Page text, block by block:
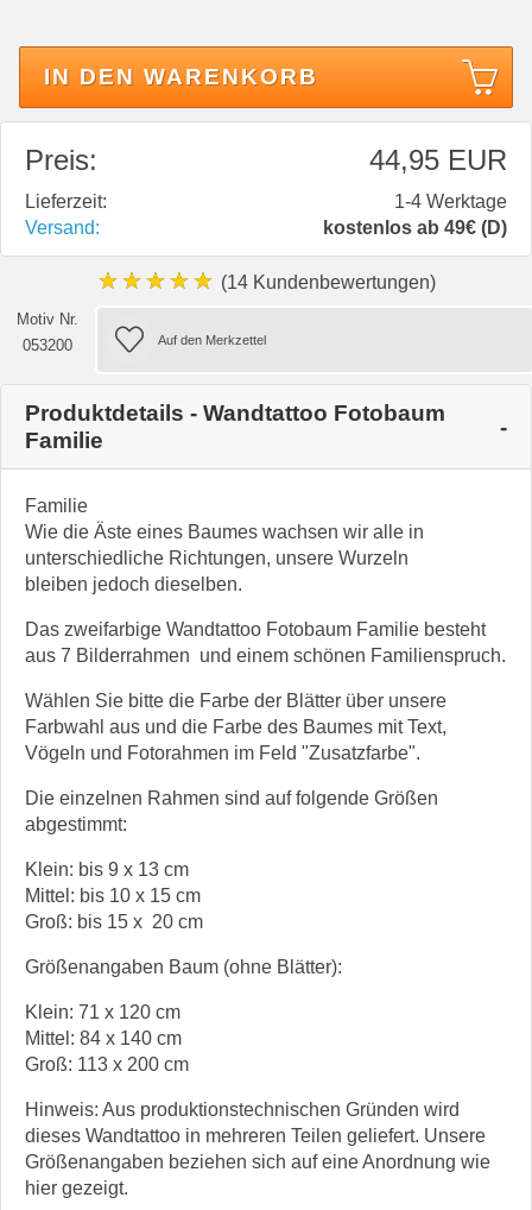
IN DEN WARENKORB
Preis: 44,95 EUR
Lieferzeit:
1-4 Werktage
Versand:
kostenlos ab 49€ (D)
★★★★★ (14 Kundenbewertungen)
Motiv Nr.
053200
Produktdetails - Wandtattoo Fotobaum
Familie
Familie
Wie die Äste eines Baumes wachsen wir alle in
unterschiedliche Richtungen, unsere Wurzeln
bleiben jedoch dieselben.
Das zweifarbige Wandtattoo Fotobaum Familie besteht
aus 7 Bilderrahmen und einem schönen Familienspruch.
Wählen Sie bitte die Farbe der Blätter über unsere
Farbwahl aus und die Farbe des Baumes mit Text,
Vögeln und Fotorahmen im Feld "Zusatzfarbe".
Die einzelnen Rahmen sind auf folgende Größen
abgestimmt:
Klein: bis 9 x 13 cm
Mittel: bis 10 x 15 cm
Groß: bis 15 x 20 cm
Größenangaben Baum (ohne Blätter):
Klein: 71 x 120 cm
Mittel: 84 x 140 cm
Groß: 113 x 200 cm
Hinweis: Aus produktionstechnischen Gründen wird
dieses Wandtattoo in mehreren Teilen geliefert. Unsere
Größenangaben beziehen sich auf eine Anordnung wie
hier gezeigt.